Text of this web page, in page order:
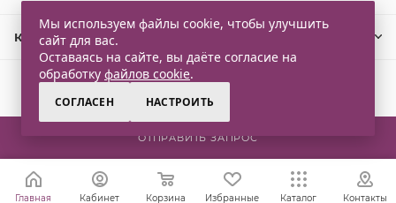
ОТПРАВИТЬ ЗАПРОС
КЛИЕНТАМ
Мы используем файлы cookie, чтобы улучшить
сайт для вас.
Оставаясь на сайте, вы даёте согласие на
обработку файлов cookie.
СОГЛАСЕН НАСТРОИТЬ
Главная Кабинет Корзина Избранные Каталог Контакты